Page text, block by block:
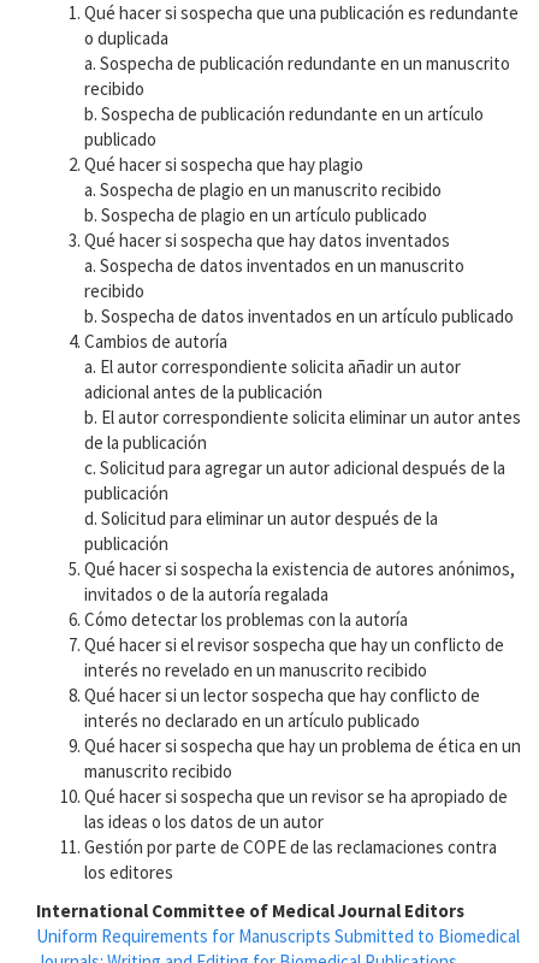
Qué hacer si sospecha que una publicación es redundante
o duplicada
a. Sospecha de publicación redundante en un manuscrito
recibido
b. Sospecha de publicación redundante en un artículo
publicado
Qué hacer si sospecha que hay plagio
a. Sospecha de plagio en un manuscrito recibido
b. Sospecha de plagio en un artículo publicado
Qué hacer si sospecha que hay datos inventados
a. Sospecha de datos inventados en un manuscrito
recibido
b. Sospecha de datos inventados en un artículo publicado
Cambios de autoría
a. El autor correspondiente solicita añadir un autor
adicional antes de la publicación
b. El autor correspondiente solicita eliminar un autor antes
de la publicación
c. Solicitud para agregar un autor adicional después de la
publicación
d. Solicitud para eliminar un autor después de la
publicación
Qué hacer si sospecha la existencia de autores anónimos,
invitados o de la autoría regalada
Cómo detectar los problemas con la autoría
Qué hacer si el revisor sospecha que hay un conflicto de
interés no revelado en un manuscrito recibido
Qué hacer si un lector sospecha que hay conflicto de
interés no declarado en un artículo publicado
Qué hacer si sospecha que hay un problema de ética en un
manuscrito recibido
Qué hacer si sospecha que un revisor se ha apropiado de
las ideas o los datos de un autor
Gestión por parte de COPE de las reclamaciones contra
los editores
International Committee of Medical Journal Editors
Uniform Requirements for Manuscripts Submitted to Biomedical